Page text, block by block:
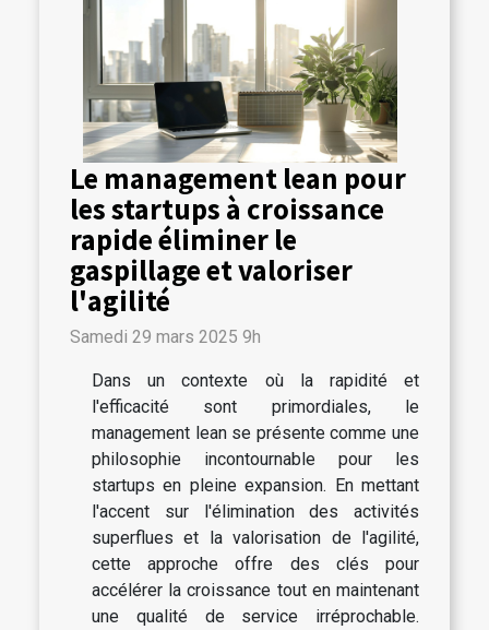
Le management lean pour
les startups à croissance
rapide éliminer le
gaspillage et valoriser
l'agilité
Samedi 29 mars 2025 9h
Dans un contexte où la rapidité et
l'efficacité sont primordiales, le
management lean se présente comme une
philosophie incontournable pour les
startups en pleine expansion. En mettant
l'accent sur l'élimination des activités
superflues et la valorisation de l'agilité,
cette approche offre des clés pour
accélérer la croissance tout en maintenant
une qualité de service irréprochable.